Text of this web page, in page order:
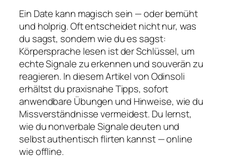
Ein Date kann magisch sein — oder bemüht
und holprig. Oft entscheidet nicht nur, was
du sagst, sondern wie du es sagst:
Körpersprache lesen ist der Schlüssel, um
echte Signale zu erkennen und souverän zu
reagieren. In diesem Artikel von Odinsoli
erhältst du praxisnahe Tipps, sofort
anwendbare Übungen und Hinweise, wie du
Missverständnisse vermeidest. Du lernst,
wie du nonverbale Signale deuten und
selbst authentisch flirten kannst — online
wie offline.